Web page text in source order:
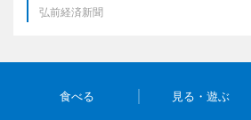
弘前経済新聞
食べる 見る・遊ぶ